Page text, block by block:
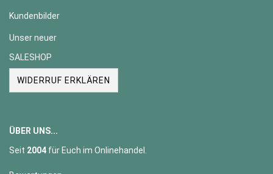
Kundenbilder
Unser neuer
SALESHOP
WIDERRUF ERKLÄREN
ÜBER UNS...
Seit 2004 für Euch im Onlinehandel.